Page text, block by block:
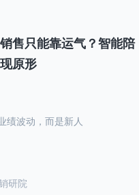
售只能靠运气？智能陪
原形
研院
绩波动，而是新人